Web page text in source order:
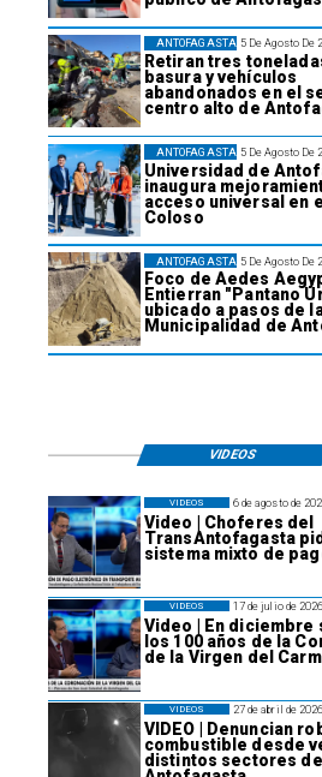
5 De Agosto De
Retiran tres
basura y vehículos
abandonados en el
centro alto de
ANTOFAGASTA
5 De Agosto De
Universidad de
inaugura
acceso universal en
Coloso
ANTOFAGASTA
5 De Agosto De
Foco de Aedes
Entierran "Pantano
ubicado a pasos de
Municipalidad de
ANTOFAGASTA
VIDEOS
6 de agosto de
Video | Choferes del
TransAntofagasta
sistema mixto de
VIDEOS
17 de julio de 2026
Video | En diciembre
los 100 años de la
de la Virgen del
VIDEOS
27 de abril de 2026
VIDEO | Denuncian
combustible desde
distintos sectores de
VIDEOS